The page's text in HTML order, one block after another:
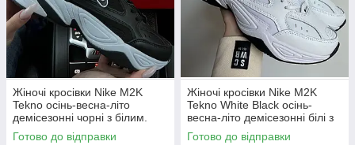
Жіночі кросівки Nike M2K
Tekno осінь-весна-літо
демісезонні чорні з білим.
Живо фото
Готово до відправки
Жіночі кросівки Nike M2K
Tekno White Black осінь-
весна-літо демісезонні білі з
чорним. Живо фото
Готово до відправки